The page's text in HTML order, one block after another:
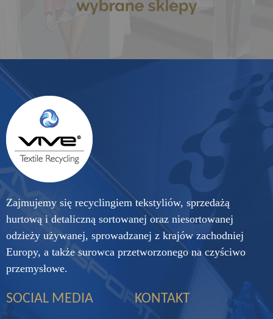
Zajmujemy się recyclingiem tekstyliów, sprzedażą
hurtową i detaliczną sortowanej oraz niesortowanej
odzieży używanej, sprowadzanej z krajów zachodniej
Europy, a także surowca przetworzonego na czyściwo
przemysłowe.
SOCIAL MEDIA KONTAKT